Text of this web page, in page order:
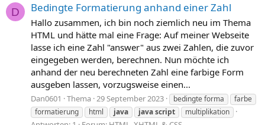
D Bedingte Formatierung anhand einer Zahl
Hallo zusammen, ich bin noch ziemlich neu im Thema
HTML und hätte mal eine Frage: Auf meiner Webseite
lasse ich eine Zahl "answer" aus zwei Zahlen, die zuvor
eingegeben werden, berechnen. Nun möchte ich
anhand der neu berechneten Zahl eine farbige Form
ausgeben lassen, vorzugsweise einen...
Dan0601 Thema 29 September 2023 bedingte forma
farbe
formatierung
html java javascript multiplikation